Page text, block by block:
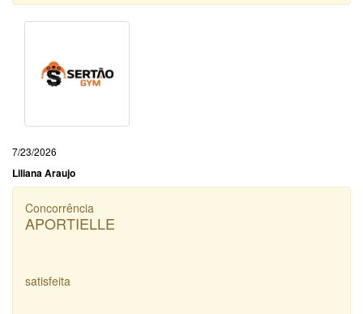
7/23/2026
Liliana Araujo
Concorrência
APORTIELLE
satisfeita